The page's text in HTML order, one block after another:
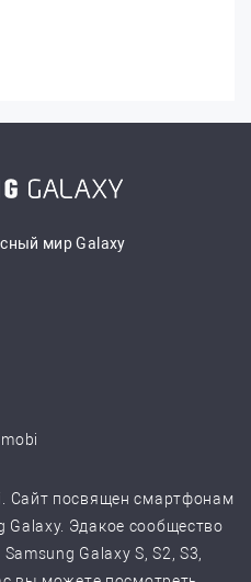
мир Galaxy
Сайт посвящен смартфонам
Эдакое сообщество
Galaxy S, S2, S3,